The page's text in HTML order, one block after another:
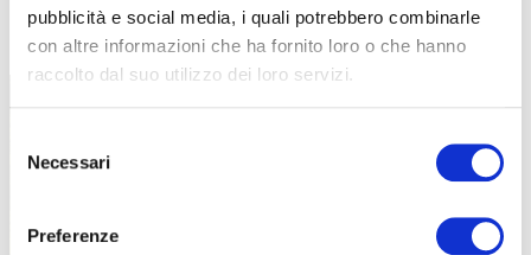
pubblicità e social media, i quali potrebbero combinarle
con altre informazioni che ha fornito loro o che hanno
raccolto dal suo utilizzo dei loro servizi.
delNecessari
Preferenze
TUTTE LE CATEGORIE DEL MAGAZINE